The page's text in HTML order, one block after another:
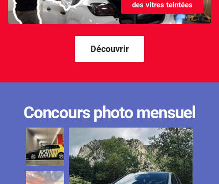
Kandi
Karma
Lada
Land Rover
Ldv
Lexus
des vitres teintées
Découvrir
Concours photo mensuel